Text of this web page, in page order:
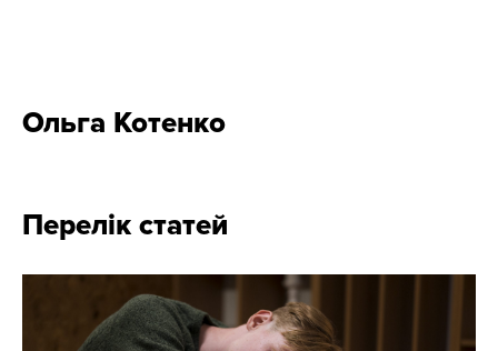
Ольга Котенко
Перелік статей